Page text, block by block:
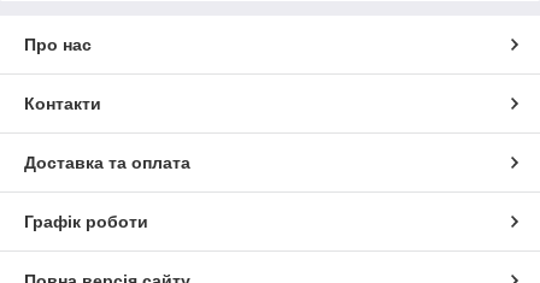
Про нас
Контакти
Доставка та оплата
Графік роботи